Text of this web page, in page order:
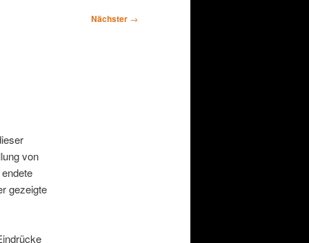
Nächster →
von
gezeigte